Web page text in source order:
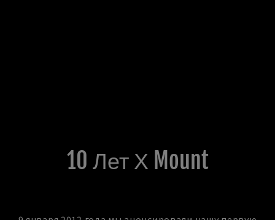
10 Лет Х Mount